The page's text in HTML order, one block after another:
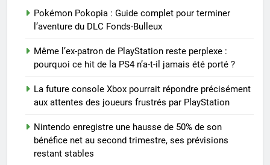
Pokémon Pokopia : Guide complet pour terminer
l’aventure du DLC Fonds-Bulleux
Même l’ex-patron de PlayStation reste perplexe :
pourquoi ce hit de la PS4 n’a-t-il jamais été porté ?
La future console Xbox pourrait répondre précisément
aux attentes des joueurs frustrés par PlayStation
Nintendo enregistre une hausse de 50% de son
bénéfice net au second trimestre, ses prévisions
restant stables